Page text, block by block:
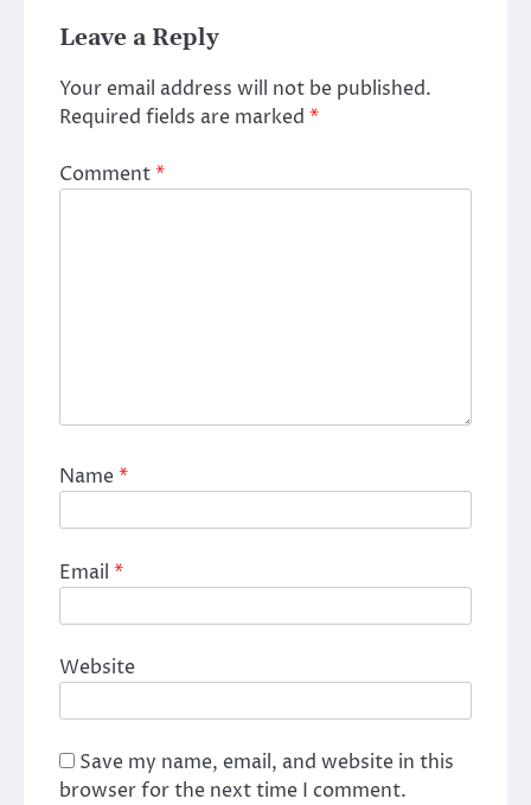
Leave a Reply
Your email address will not be published.
Required fields are marked *
Comment*
Name*
Email *
Website
Save my name, email, and website in this
browser for the next time I comment.